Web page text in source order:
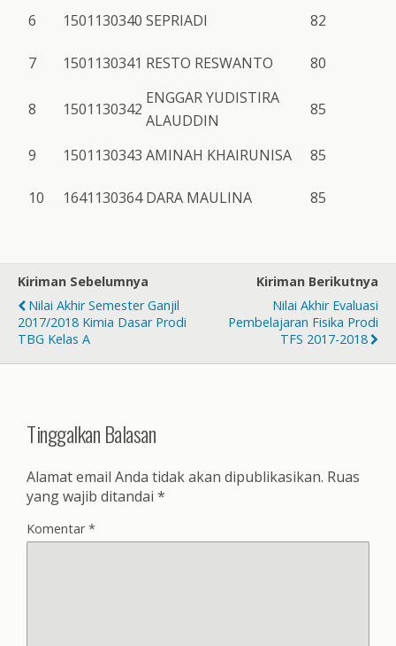
6 1501130340 SEPRIADI 82
7 1501130341 RESTO RESWANTO 80
8 1501130342
ENGGAR YUDISTIRA
ALAUDDIN
85
9 1501130343 AMINAH KHAIRUNISA 85
10 1641130364 DARA MAULINA 85
Kiriman Sebelumnya
Nilai Akhir Semester Ganjil
2017/2018 Kimia Dasar Prodi
TBG Kelas A
Kiriman Berikutnya
Nilai Akhir Evaluasi
Pembelajaran Fisika Prodi
TFS 2017-2018
Tinggalkan Balasan
Alamat email Anda tidak akan dipublikasikan. Ruas
yang wajib ditandai *
Komentar*